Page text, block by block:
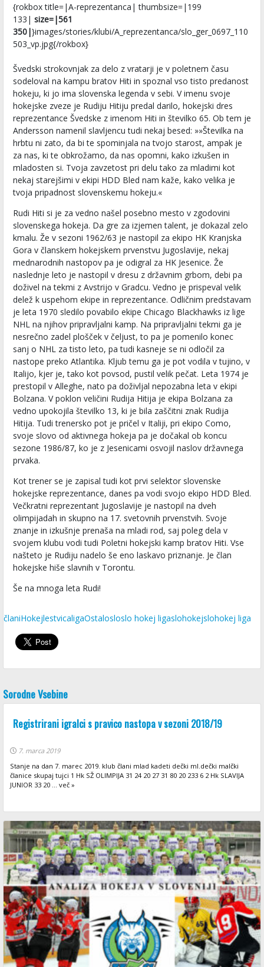
{rokbox title=|A-reprezentanca| thumbsize=|199
133| size=|561
350|}images/stories/klubi/A_reprezentanca/slo_ger_0697_110
503_vp.jpg{/rokbox}
Švedski strokovnjak za delo z vratarji je v poletnem času
sodeloval na kampu bratov Hiti in spoznal vso tisto predanost
hokeju, ki jo ima slovenska legenda v sebi. V imenu svoje
hokejske zveze je Rudiju Hitiju predal darilo, hokejski dres
reprezentance Švedske z imenom Hiti in številko 65. Ob tem je
Andersson namenil slavljencu tudi nekaj besed: »»Številka na
hrbtu ni zato, da bi te spominjala na tvojo starost, ampak je
za nas, ki te obkrožamo, da nas opomni, kako izkušen in
mladosten si. Tvoja zavzetost pri delu tako za mladimi kot
nekaj starejšimi v ekipi HDD Bled nam kaže, kako velika je
tvoja pripadnost slovenskemu hokeju.«
Rudi Hiti si je za vedno našel posebno mesto v zgodovini
slovenskega hokeja. Da gre za izjemen talent, je dokazal zelo
kmalu. Že v sezoni 1962/63 je nastopil za ekipo HK Kranjska
Gora v članskem hokejskem prvenstvu Jugoslavije, nekaj
mednarodnih nastopov pa je odigral za HK Jesenice. Že
naslednje leto je nastopil v dresu z državnim grbom, debi pa
doživel na tekmi z Avstrijo v Gradcu. Vedno je prispeval velik
delež k uspehom ekipe in reprezentance. Odličnim predstavam
je leta 1970 sledilo povabilo ekipe Chicago Blackhawks iz lige
NHL na njihov pripravljalni kamp. Na pripravljalni tekmi ga je
nesrečno zadel plošček v čeljust, to pa je pomenilo konec
sanj o NHL za tisto leto, pa tudi kasneje se ni odločil za
nastope preko Atlantika. Kljub temu ga je pot vodila v tujino, v
Italijo, kjer je, tako kot povsod, pustil velik pečat. Leta 1974 je
prestopil v Alleghe, nato pa doživljal nepozabna leta v ekipi
Bolzana. V poklon veličini Rudija Hitija je ekipa Bolzana za
vedno upokojila številko 13, ki je bila zaščitni znak Rudija
Hitija. Tudi trenersko pot je pričel v Italiji, pri ekipo Como,
svoje slovo od aktivnega hokeja pa je dočakal ob koncu
sezone 1986/87, ko je z Jesenicami osvojil naslov državnega
prvaka.
Kot trener se je zapisal tudi kot prvi selektor slovenske
hokejske reprezentance, danes pa vodi svojo ekipo HDD Bled.
Večkratni reprezentant Jugoslavije je nastopil na dveh
olimpijadah in skupno na 17. svetovnih prvenstvih. Svoje
znanje in izkušnje prenaša na mladi rod, saj poleg dela v
svojem klubu vodi tudi Poletni hokejski kamp bratov Hiti. Vse
našteto je Rudiju nadelo še eno laskavo priznanje. Je član
hokejske hiše slavnih v Torontu.
Še na mnoga leta Rudi!
članiHokejlestvicaligaOstalosloslo hokej ligaslohokejslohokej liga
Sorodne Vsebine
Registrirani igralci s pravico nastopa v sezoni 2018/19
7. marca 2019
Stanje na dan 7. marec 2019. klub člani mlad kadeti dečki ml.dečki malčki
članice skupaj tujci 1 Hk SŽ OLIMPIJA 31 24 20 27 31 80 20 233 6 2 Hk SLAVIJA
JUNIOR 33 20 ... več »